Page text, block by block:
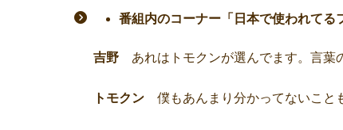
番組内のコーナー「日本で使われてる
吉野 あれはトモクンが選んでます。言葉
トモクン 僕もあんまり分かってないこと